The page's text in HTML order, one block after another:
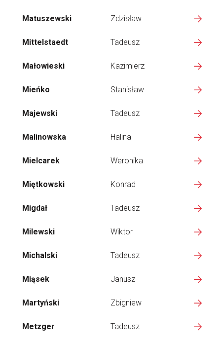
Matuszewski Zdzisław
Mittelstaedt Tadeusz
Małowieski Kazimierz
Mieńko Stanisław
Majewski Tadeusz
Malinowska Halina
Mielcarek Weronika
Miętkowski Konrad
Migdał Tadeusz
Milewski Wiktor
Michalski Tadeusz
Miąsek Janusz
Martyński Zbigniew
Metzger Tadeusz